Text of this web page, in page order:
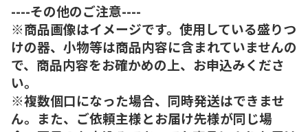
----その他のご注意----
※商品画像はイメージです。使用している盛りつ
けの器、小物等は商品内容に含まれていませんの
で、商品内容をお確かめの上、お申込みくださ
い。
※複数個口になった場合、同時発送はできませ
ん。また、ご依頼主様とお届け先様が同じ場